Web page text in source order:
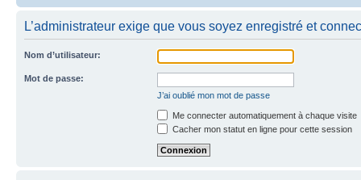
L’administrateur exige que vous soyez enregistré et
Nom d’utilisateur:
Mot de passe:
J’ai oublié mon mot de passe
Me connecter automatiquement à chaque visite
Cacher mon statut en ligne pour cette session